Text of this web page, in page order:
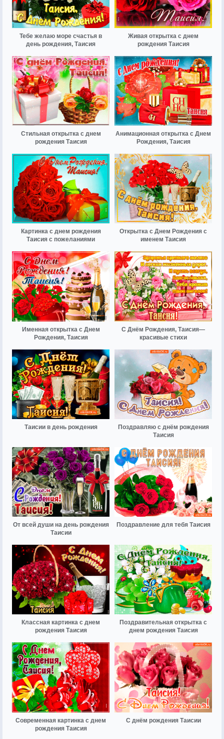
Тебе желаю море счастья в
день рождения, Таисия
Живая открытка с днем
рождения Таисия
Стильная открытка с днем
рождения Таисия
Анимационная открытка с Днем
Рождения, Таисия
Картинка с днем рождения
Таисия с пожеланиями
Открытка с Днем Рождения с
именем Таисия
Именная открытка с Днем
Рождения, Таисия
С Днём Рождения, Таисия—
красивые стихи
Таисии в день рождения
Поздравляю с днём рождения
Таисия
От всей души на день рождения
Таисии
Поздравление для тебя Таисия
Классная картинка с днем
рождения Таисия
Поздравительная открытка с
днем рождения Таисия
Современная картинка с днем
рождения Таисия
С днём рождения Таисии